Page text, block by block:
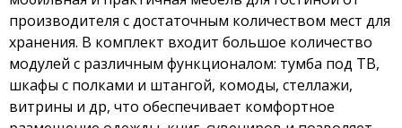
производителя с достаточным количеством мест для
хранения. В комплект входит большое количество
модулей с различным функционалом: тумба под ТВ,
шкафы с полками и штангой, комоды, стеллажи,
витрины и др, что обеспечивает комфортное